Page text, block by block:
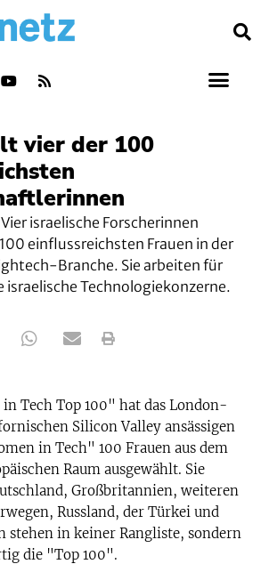
vier der 100
israelische Forscherinnen
einflussreichsten Frauen in der
Branche. Sie arbeiten für
israelische Technologiekonzerne.
Tech Top 100" hat das London-
Silicon Valley ansässigen
in Tech" 100 Frauen aus dem
Raum ausgewählt. Sie
Großbritannien, weiteren
Russland, der Türkei und
stehen in keiner Rangliste, sondern
die "Top 100".